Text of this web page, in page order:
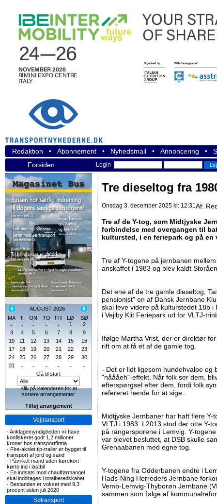
Redaktion • Abonnement • Nyhedsmail • Annoncering •
Forsiden
Login
AUGUST 2026
MA
TI ON TO FR LØ
SØ
-
- - - - 1
2
3
4 5 6 7 8
9
10
11 12 13 14 15
16
17
18 19 20 21 22
23
24
25 26 27 28 29
30
31
- - - - -
-
Gå til start
Klik på kalenderen for at
sortere arrangementer
Tilføj arrangement
Vejtransport
-Anklagemyndigheden vil have
konfiskeret godt 1,2 millioner
kroner hos transportfirma
- Fire-akslet tip-trailer er bygget til
transport af jord og sand
- Påvirket mand uden kørekort
kørte ind i lastbil
- En indsats mod chaufførmangel
skal inddrages i totalberedskabet
- Bestanden er vokset med 9,3
procent siden juli 2020
Søtransport
Tre dieseltog fra
Onsdag 3. december 2025 kl: 12:31Af:
Tre af de Y-tog, som Midtjyske
forbindelse med overgangen til
kultursted, i en feriepark og på en
Tre af Y-togene på jernbanen
anskaffet i 1983 og blev kaldt
Det ene af de tre gamle dieseltog,
pensionist" en af Dansk Jernbane
skal leve videre på kulturstedet 18b
i Vejlby Klit Feriepark ud for VLTJ-
Ifølge Martha Vrist, der er direktør
rift om at få et af de gamle tog.
- Det er lidt ligesom hundehvalpe og
"nåååeh"-effekt. Når folk ser dem,
efterspørgsel efter dem, fordi folk
refereret hende for at sige.
Midtjyske Jernbaner har haft flere
VLTJ i 1983. I 2013 stod der otte Y-
på rangersporene i Lemvig. Y-
var blevet besluttet, at DSB skulle
Grenaabanen med egne tog.
Y-togene fra Odderbanen endte i
Hads-Ning Herreders Jernbane
Vemb-Lemvig-Thyborøn Jernbane
sammen som følge af